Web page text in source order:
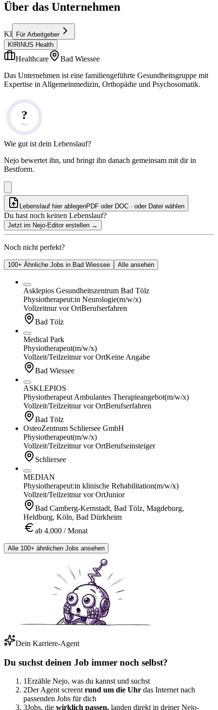
Über das Unternehmen
KI
Für Arbeitgeber
KIRINUS Health
Healthcare
Bad Wiessee
Das Unternehmen ist eine familiengeführte Gesundheitsgruppe mit
Expertise in Allgemeinmedizin, Orthopädie und Psychosomatik.
?
Note
Wie gut ist dein Lebenslauf?
Nejo bewertet ihn, und bringt ihn danach gemeinsam mit dir in
Bestform.
Lebenslauf hier ablegenPDF oder DOC · oder Datei wählen
Du hast noch keinen Lebenslauf?
Jetzt im Nejo-Editor erstellen →
Noch nicht perfekt?
100+ Ähnliche Jobs in Bad Wiessee Alle ansehen
Asklepios Gesundheitszentrum Bad Tölz
Physiotherapeut:in Neurologie(m/w/x)
Vollzeitnur vor OrtBerufserfahren
Bad Tölz
Medical Park
Physiotherapeut(m/w/x)
Vollzeit/Teilzeitnur vor OrtKeine Angabe
Bad Wiessee
ASKLEPIOS
Physiotherapeut Ambulantes Therapieangebot(m/w/x)
Vollzeit/Teilzeitnur vor OrtBerufserfahren
Bad Tölz
OsteoZentrum Schliersee GmbH
Physiotherapeut(m/w/x)
Vollzeit/Teilzeitnur vor OrtBerufseinsteiger
Schliersee
MEDIAN
Physiotherapeut:in klinische Rehabilitation(m/w/x)
Vollzeit/Teilzeitnur vor OrtJunior
Bad Camberg-Kernstadt, Bad Tölz, Magdeburg,
Heldburg, Köln, Bad Dürkheim
ab 4.000 / Monat
Alle 100+ ähnlichen Jobs ansehen
Dein Karriere-Agent
Du suchst deinen Job immer noch selbst?
1Erzähle Nejo, was du kannst und suchst
2Der Agent screent rund um die Uhr das Internet nach
passenden Jobs für dich
3Jobs, die wirklich passen, landen direkt in deiner Nejo-